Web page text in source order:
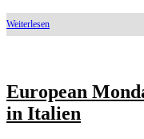
European
in Italien